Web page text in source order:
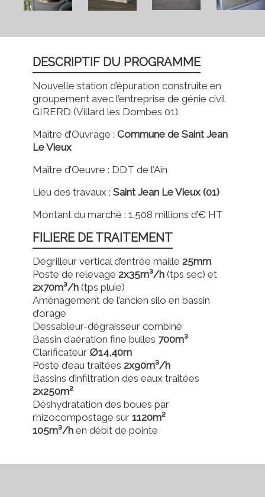
DESCRIPTIF DU PROGRAMME
Nouvelle station d’épuration construite en
groupement avec l’entreprise de génie civil
GIRERD (Villard les Dombes 01).
Maître d’Ouvrage : Commune de Saint Jean
Le Vieux
Maître d’Oeuvre : DDT de l’Ain
Lieu des travaux : Saint Jean Le Vieux (01)
Montant du marché : 1.508 millions d’€ HT
FILIERE DE TRAITEMENT
Dégrilleur vertical d’entrée maille 25mm
Poste de relevage 2x35m³/h (tps sec) et
2x70m³/h (tps pluie)
Aménagement de l’ancien silo en bassin
d’orage
Dessableur-dégraisseur combiné
Bassin d’aération fine bulles 700m³
Clarificateur ∅14,40m
Poste d’eau traitées 2x90m³/h
Bassins d’infiltration des eaux traitées
2x250m²
Déshydratation des boues par
rhizocompostage sur 1120m²
105m³/h en débit de pointe